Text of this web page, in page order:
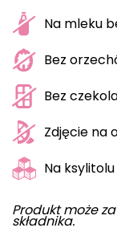
Na mleku
Bez
Bez
Zdjęcie na
Na ksylitolu
Produkt może
składnika.